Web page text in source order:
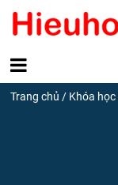
Trang chủ / Khóa học